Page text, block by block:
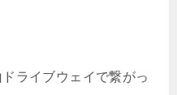
ライブウェイで繋がっ